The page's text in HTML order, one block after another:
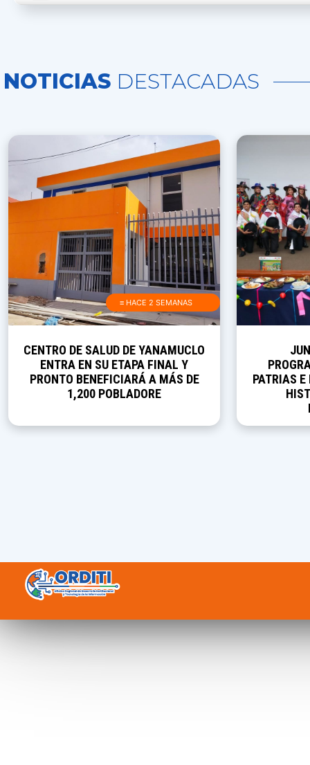
NOTICIAS DESTACADAS
≡ HACE 2 SEMANAS
CENTRO DE SALUD DE YANAMUCLO
ENTRA EN SU ETAPA FINAL Y
PRONTO BENEFICIARÁ A MÁS DE
1,200 POBLADORE
PATRIAS